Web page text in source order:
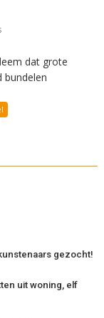
dat grote
bundelen
gezocht!
uit woning, elf